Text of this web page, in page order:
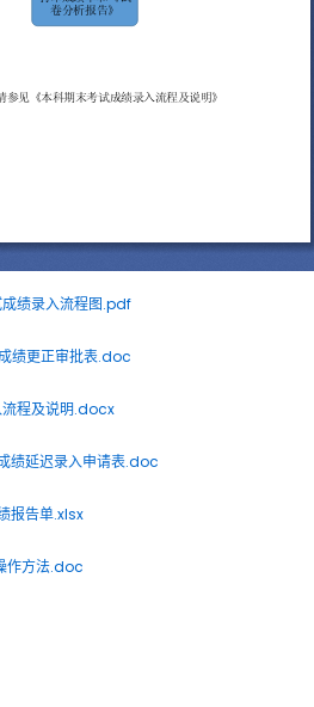
绩录入流程图.pdf
绩更正审批表.doc
流程及说明.docx
绩延迟录入申请表.doc
报告单.xlsx
作方法.doc